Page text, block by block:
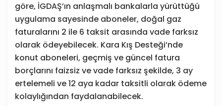
göre, İGDAŞ’ın anlaşmalı bankalarla yürüttüğü
uygulama sayesinde aboneler, doğal gaz
faturalarını 2 ile 6 taksit arasında vade farksız
olarak ödeyebilecek. Kara Kış Desteği’nde
konut aboneleri, geçmiş ve güncel fatura
borçlarını faizsiz ve vade farksız şekilde, 3 ay
ertelemeli ve 12 aya kadar taksitli olarak ödeme
kolaylığından faydalanabilecek.